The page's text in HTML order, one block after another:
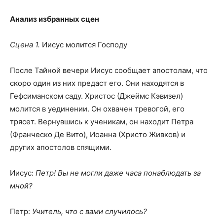
Анализ избранных сцен
Сцена 1. Иисус молится Господу
После Тайной вечери Иисус сообщает апостолам, что
скоро один из них предаст его. Они находятся в
Гефсиманском саду. Христос (Джеймс Кэвизел)
молится в уединении. Он охвачен тревогой, его
трясет. Вернувшись к ученикам, он находит Петра
(Франческо Де Вито), Иоанна (Христо Живков) и
других апостолов спящими.
Иисус: Петр! Вы не могли даже часа понаблюдать за
мной?
Петр: Учитель, что с вами случилось?